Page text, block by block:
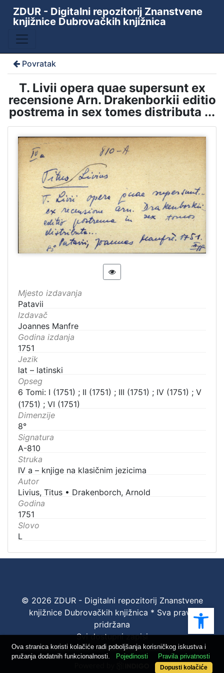
ZDUR - Digitalni repozitorij Znanstvene
knjižnice Dubrovačkih knjižnica
Povratak
T. Livii opera quae supersunt ex
recensione Arn. Drakenborkii editio
postrema in sex tomes distributa ...
Mjesto izdavanja
Patavii
Izdavač
Joannes Manfre
Godina izdanja
1751
Jezik
lat – latinski
Opseg
6 Tomi: I (1751) ; II (1751) ; III (1751) ; IV (1751) ; V
(1751) ; VI (1751)
Dimenzije
8°
Signatura
A-810
Struka
IV a – knjige na klasičnim jezicima
Autor
Livius, Titus • Drakenborch, Arnold
Godina
1751
Slovo
L
© 2026 ZDUR - Digitalni repozitorij Znanstvene
knjižnice Dubrovačkih knjižnica * Sva prava
pridržana
Svi dostupni zapisi
Ova stranica koristi kolačiće radi poboljšanja korisničkog iskustva i
pružanja dodatnih funkcionalnosti.
Pojedinosti Pravila privatnosti
Dopusti kolačiće